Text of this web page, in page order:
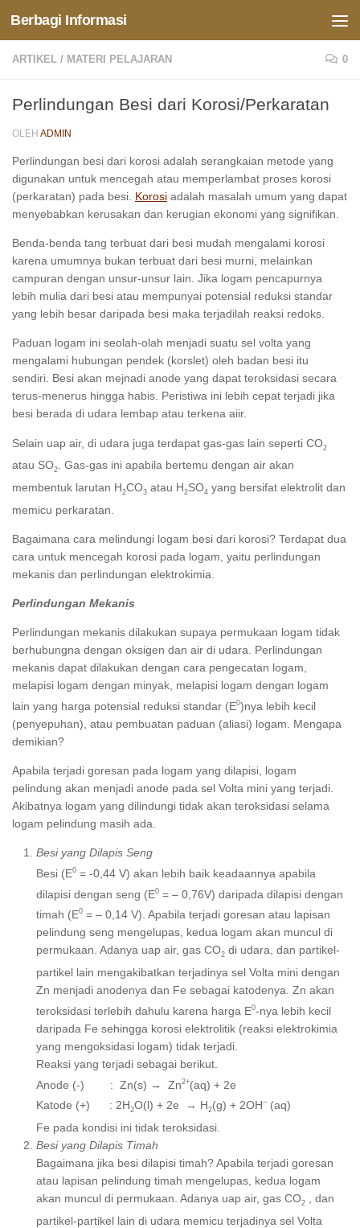
Skip to content
Berbagi Informasi
ARTIKEL / MATERI PELAJARAN 0
Perlindungan Besi dari Korosi/Perkaratan
OLEH ADMIN
Perlindungan besi dari korosi adalah serangkaian metode yang
digunakan untuk mencegah atau memperlambat proses korosi
(perkaratan) pada besi. Korosi adalah masalah umum yang dapat
menyebabkan kerusakan dan kerugian ekonomi yang signifikan.
Benda-benda tang terbuat dari besi mudah mengalami korosi
karena umumnya bukan terbuat dari besi murni, melainkan
campuran dengan unsur-unsur lain. Jika logam pencapurnya
lebih mulia dari besi atau mempunyai potensial reduksi standar
yang lebih besar daripada besi maka terjadilah reaksi redoks.
Paduan logam ini seolah-olah menjadi suatu sel volta yang
mengalami hubungan pendek (korslet) oleh badan besi itu
sendiri. Besi akan mejnadi anode yang dapat teroksidasi secara
terus-menerus hingga habis. Peristiwa ini lebih cepat terjadi jika
besi berada di udara lembap atau terkena aiir.
Selain uap air, di udara juga terdapat gas-gas lain seperti CO2
atau SO2. Gas-gas ini apabila bertemu dengan air akan
membentuk larutan H2CO3 atau H2SO4 yang bersifat elektrolit dan
memicu perkaratan.
Bagaimana cara melindungi logam besi dari korosi? Terdapat dua
cara untuk mencegah korosi pada logam, yaitu perlindungan
mekanis dan perlindungan elektrokimia.
Perlindungan Mekanis
Perlindungan mekanis dilakukan supaya permukaan logam tidak
berhubungna dengan oksigen dan air di udara. Perlindungan
mekanis dapat dilakukan dengan cara pengecatan logam,
melapisi logam dengan minyak, melapisi logam dengan logam
lain yang harga potensial reduksi standar (E0)nya lebih kecil
(penyepuhan), atau pembuatan paduan (aliasi) logam. Mengapa
demikian?
Apabila terjadi goresan pada logam yang dilapisi, logam
pelindung akan menjadi anode pada sel Volta mini yang terjadi.
Akibatnya logam yang dilindungi tidak akan teroksidasi selama
logam pelindung masih ada.
Besi yang Dilapis Seng
Besi (E0 = -0,44 V) akan lebih baik keadaannya apabila
dilapisi dengan seng (E0 = – 0,76V) daripada dilapisi dengan
timah (E0 = – 0,14 V). Apabila terjadi goresan atau lapisan
pelindung seng mengelupas, kedua logam akan muncul di
permukaan. Adanya uap air, gas CO2 di udara, dan partikel-
partikel lain mengakibatkan terjadinya sel Volta mini dengan
Zn menjadi anodenya dan Fe sebagai katodenya. Zn akan
teroksidasi terlebih dahulu karena harga E0-nya lebih kecil
daripada Fe sehingga korosi elektrolitik (reaksi elektrokimia
yang mengoksidasi logam) tidak terjadi.
Reaksi yang terjadi sebagai berikut.
Anode (-) : Zn(s) → Zn2+(aq) + 2e
Katode (+) : 2H2O(l) + 2e → H2(g) + 2OH– (aq)
Fe pada kondisi ini tidak teroksidasi.
Besi yang Dilapis Timah
Bagaimana jika besi dilapisi timah? Apabila terjadi goresan
atau lapisan pelindung timah mengelupas, kedua logam
akan muncul di permukaan. Adanya uap air, gas CO2
, dan
partikel-partikel lain di udara memicu terjadinya sel Volta